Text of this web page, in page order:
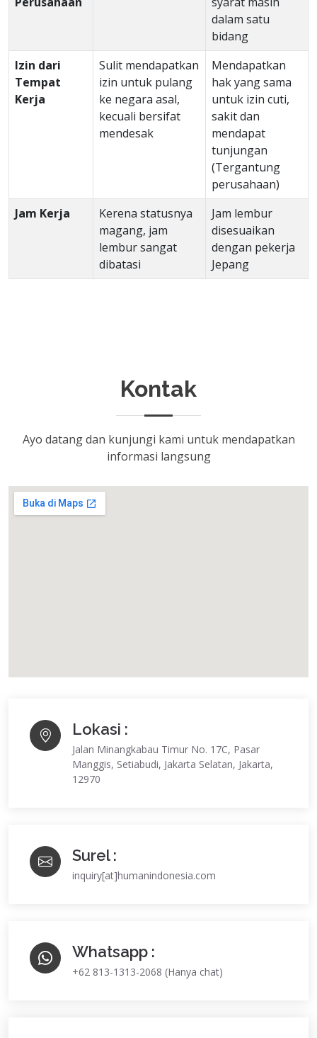
dalam satu
bidang
Izin dari
Tempat
Kerja
Sulit mendapatkan
izin untuk pulang
ke negara asal,
kecuali bersifat
mendesak
Mendapatkan
hak yang sama
untuk izin cuti,
sakit dan
mendapat
tunjungan
(Tergantung
perusahaan)
Jam Kerja
Kerena statusnya
magang, jam
lembur sangat
dibatasi
Jam lembur
disesuaikan
dengan pekerja
Jepang
Kontak
Ayo datang dan kunjungi kami untuk mendapatkan
informasi langsung
Lokasi :
Jalan Minangkabau Timur No. 17C, Pasar
Manggis, Setiabudi, Jakarta Selatan, Jakarta,
12970
Surel :
inquiry[at]humanindonesia.com
Whatsapp :
+62 813-1313-2068 (Hanya chat)